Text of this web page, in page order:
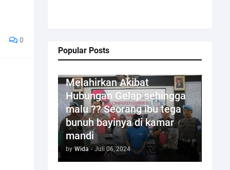
0
Popular Posts
Melahirkan Akibat
Hubungan Gelap sehingga
malu ?? Seorang ibu tega
bunuh bayinya di kamar
mandi
by Wida - Juli 06, 2024